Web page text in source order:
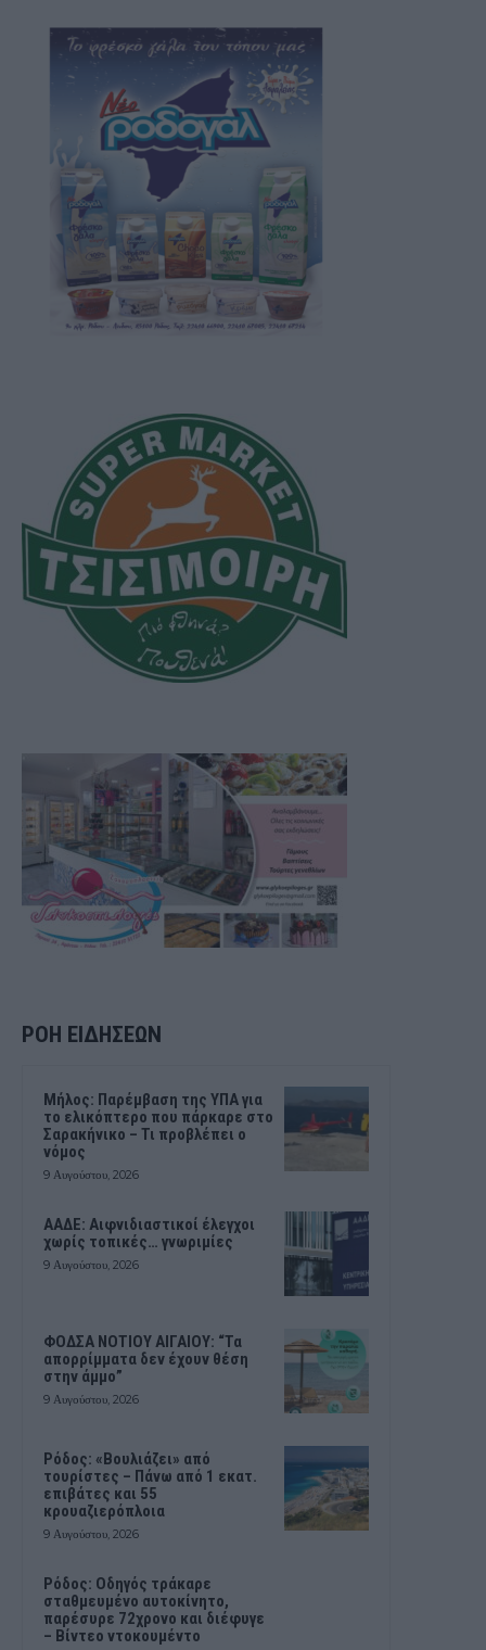
ΡΟΗ ΕΙΔΗΣΕΩΝ
Μήλος: Παρέμβαση της ΥΠΑ για
το ελικόπτερο που πάρκαρε στο
Σαρακήνικο – Τι προβλέπει ο
νόμος
9 Αυγούστου, 2026
ΑΑΔΕ: Αιφνιδιαστικοί έλεγχοι
χωρίς τοπικές… γνωριμίες
9 Αυγούστου, 2026
ΦΟΔΣΑ ΝΟΤΙΟΥ ΑΙΓΑΙΟΥ: “Τα
απορρίμματα δεν έχουν θέση
στην άμμο”
9 Αυγούστου, 2026
Ρόδος: «Βουλιάζει» από
τουρίστες – Πάνω από 1 εκατ.
επιβάτες και 55
κρουαζιερόπλοια
9 Αυγούστου, 2026
Ρόδος: Οδηγός τράκαρε
σταθμευμένο αυτοκίνητο,
παρέσυρε 72χρονο και διέφυγε
– Βίντεο ντοκουμέντο